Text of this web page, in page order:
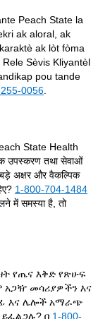
Peach State la
ak aloral, ak
ak lòt fòma
Sèvis Kliyantèl
pou tande
0056
State Health
उपस्करण तथा सेवाओं
अक्षर और वैकल्पिक
1-800-704-1484
में समस्या है, तो
የጤና እቅድ የጽሁፍ
አጋዥ መሳሪያዎችን እና
እና ሌሎች አማራጭ
በ 1-800-